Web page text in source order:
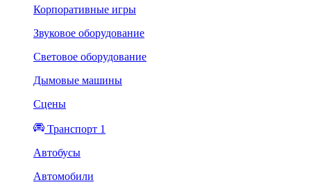
Корпоративные игры
Звуковое оборудование
Световое оборудование
Дымовые машины
Сцены
Транспорт 1
Автобусы
Автомобили